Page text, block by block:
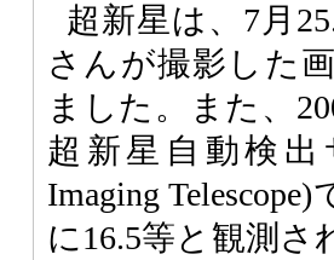
超新星は、7月
さんが撮影した
ました。また、
超新星自動検出
Imaging
に16.5等と観測